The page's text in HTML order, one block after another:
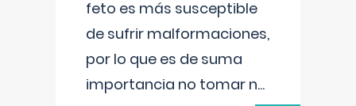
feto es más susceptible
de sufrir malformaciones,
por lo que es de suma
importancia no tomar n...